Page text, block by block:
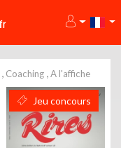
Coaching A l'affiche
Jeu concours